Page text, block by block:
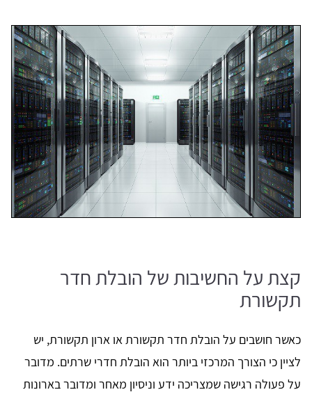
קצת על החשיבות של הובלת חדר
תקשורת
כאשר חושבים על הובלת חדר תקשורת או ארון תקשורת, יש
לציין כי הצורך המרכזי ביותר הוא הובלת חדרי שרתים. מדובר
על פעולה רגישה שמצריכה ידע וניסיון מאחר ומדובר בארונות